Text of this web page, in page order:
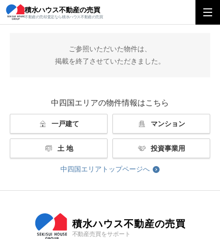
積水ハウス不動産の売買
不動産の売却査定なら積水ハウス不動産の売買
積水ハウス不動産の売買 中四国エリアトップ
ご参照いただいた物件は、
掲載を終了させていただきました。
中四国エリアの物件情報はこちら
一戸建て マンション
土 地 投資事業用
中四国エリアトップページへ
積水ハウス不動産の売買
不動産売買をサポート